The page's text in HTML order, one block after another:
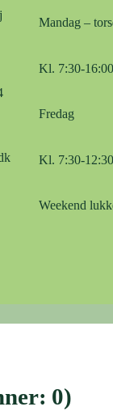
Mandag –
Kl. 7:30-16:00
Fredag
Kl. 7:30-12:30
Weekend
0)